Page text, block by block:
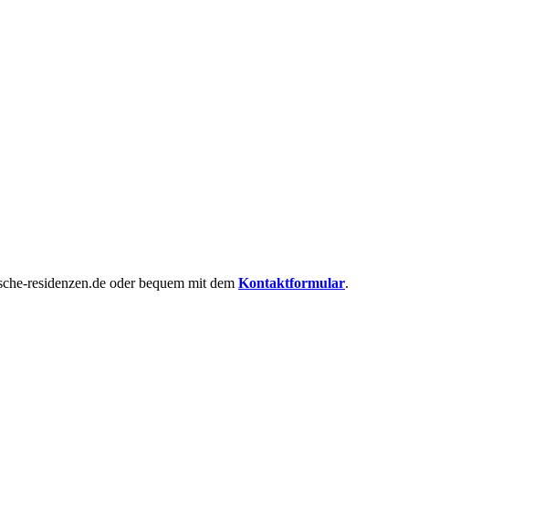
residenzen.de oder bequem mit dem Kontaktformular.